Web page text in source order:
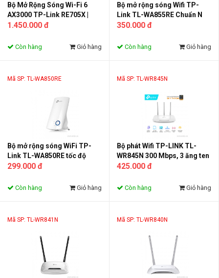
Bộ Mở Rộng Sóng Wi-Fi 6
AX3000 TP-Link RE705X |
Tốc Độ 3Gbps, Hỗ Trợ
1.450.000 đ
Còn hàng Giỏ hàng
Bộ mở rộng sóng Wifi TP-
Link TL-WA855RE Chuẩn N
300Mbps
350.000 đ
Còn hàng Giỏ hàng
Mã SP: TL-WA850RE
Bộ mở rộng sóng WiFi TP-
Link TL-WA850RE tốc độ
300Mbps
299.000 đ
Còn hàng Giỏ hàng
Mã SP: TL-WR845N
Bộ phát Wifi TP-LINK TL-
WR845N 300 Mbps, 3 ăng ten
rời
425.000 đ
Còn hàng Giỏ hàng
Mã SP: TL-WR841N Mã SP: TL-WR840N